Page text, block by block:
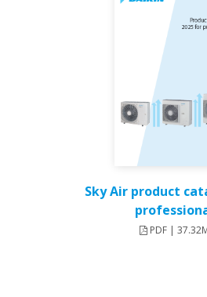
Sky Air product
PDF |